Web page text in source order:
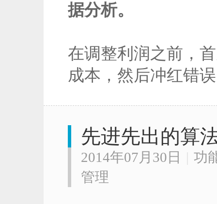
据分析。
在调整利润之前，
成本，然后冲红错
先进先出的算
2014年07月30日 | 功
管理